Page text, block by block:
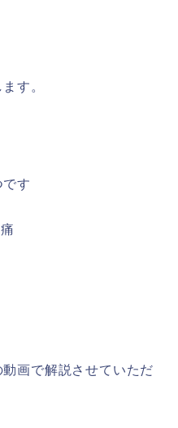
す。
す
画で解説させていただ